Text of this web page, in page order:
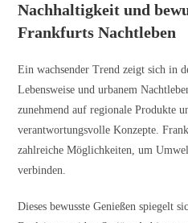
Nachhaltigkeit und
Frankfurts Nachtleben
Ein wachsender Trend zeigt sich in
Lebensweise und urbanem
zunehmend auf regionale Produkte
verantwortungsvolle Konzepte.
zahlreiche Möglichkeiten, um
verbinden.
Dieses bewusste Genießen spiegelt